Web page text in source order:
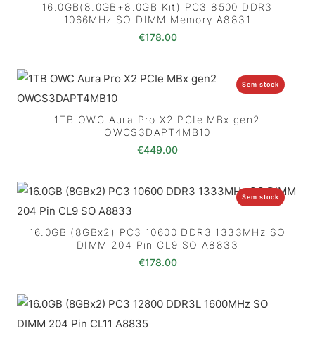
16.0GB(8.0GB+8.0GB Kit) PC3 8500 DDR3
1066MHz SO DIMM Memory A8831
€178.00
Sem stock
1TB OWC Aura Pro X2 PCIe MBx gen2
OWCS3DAPT4MB10
€449.00
Sem stock
16.0GB (8GBx2) PC3 10600 DDR3 1333MHz SO
DIMM 204 Pin CL9 SO A8833
€178.00